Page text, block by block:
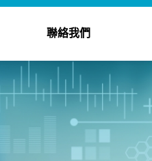
聯絡我們